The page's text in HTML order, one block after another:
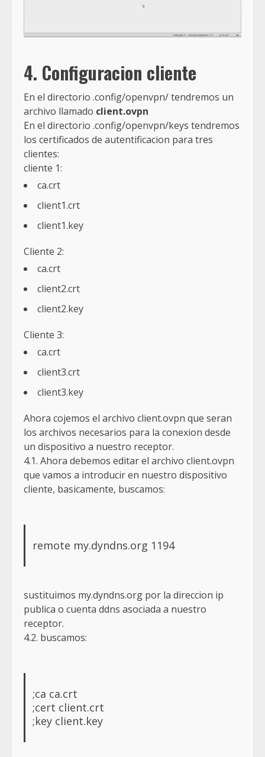
4. Configuracion cliente
En el directorio .config/openvpn/ tendremos un
archivo llamado client.ovpn
En el directorio .config/openvpn/keys tendremos
los certificados de autentificacion para tres
clientes:
cliente 1:
ca.crt
client1.crt
client1.key
Cliente 2:
ca.crt
client2.crt
client2.key
Cliente 3:
ca.crt
client3.crt
client3.key
Ahora cojemos el archivo client.ovpn que seran
los archivos necesarios para la conexion desde
un dispositivo a nuestro receptor.
4.1. Ahora debemos editar el archivo client.ovpn
que vamos a introducir en nuestro dispositivo
cliente, basicamente, buscamos:
remote my.dyndns.org 1194
sustituimos my.dyndns.org por la direccion ip
publica o cuenta ddns asociada a nuestro
receptor.
4.2. buscamos:
;ca ca.crt
;cert client.crt
;key client.key